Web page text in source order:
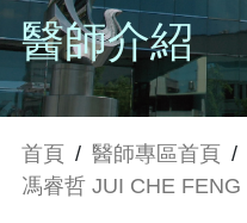
醫師介紹
首頁 / 醫師專區首頁 /
馮睿哲 JUI CHE FENG